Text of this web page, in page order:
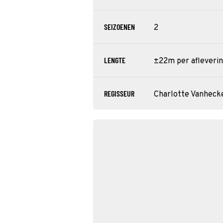
SEIZOENEN 2
LENGTE ±22m per
REGISSEUR Charlotte